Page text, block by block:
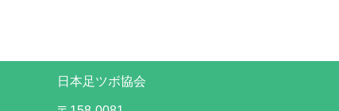
日本足ツボ協会